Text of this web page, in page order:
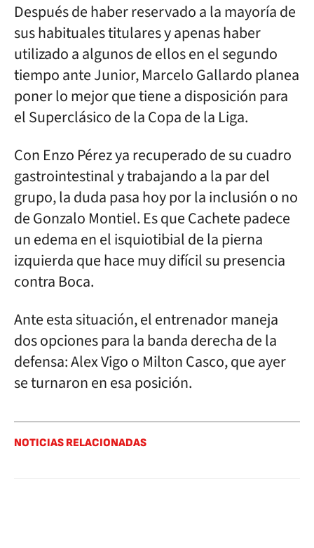
Después de haber reservado a la mayoría de
sus habituales titulares y apenas haber
utilizado a algunos de ellos en el segundo
tiempo ante Junior, Marcelo Gallardo planea
poner lo mejor que tiene a disposición para
el Superclásico de la Copa de la Liga.
Con Enzo Pérez ya recuperado de su cuadro
gastrointestinal y trabajando a la par del
grupo, la duda pasa hoy por la inclusión o no
de Gonzalo Montiel. Es que Cachete padece
un edema en el isquiotibial de la pierna
izquierda que hace muy difícil su presencia
contra Boca.
Ante esta situación, el entrenador maneja
dos opciones para la banda derecha de la
defensa: Alex Vigo o Milton Casco, que ayer
se turnaron en esa posición.
NOTICIAS RELACIONADAS